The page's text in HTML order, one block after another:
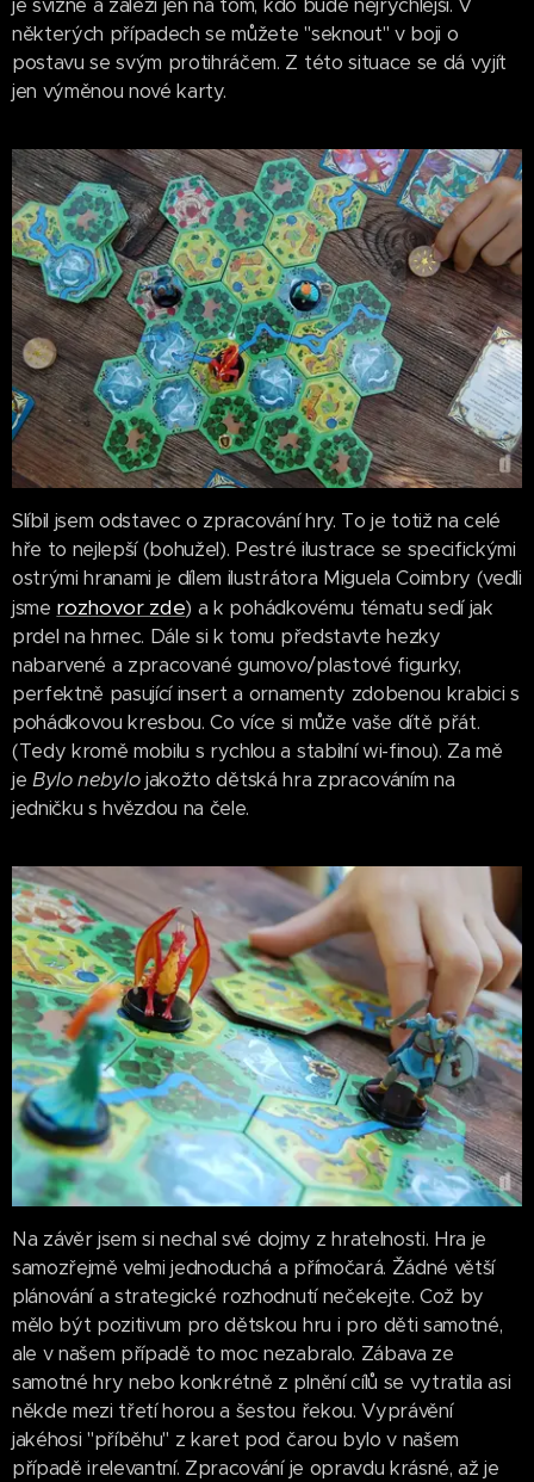
některých případech se můžete "seknout" v boji o
postavu se svým protihráčem. Z této situace se dá vyjít
jen výměnou nové karty.
Slíbil jsem odstavec o zpracování hry. To je totiž na celé
hře to nejlepší (bohužel). Pestré ilustrace se specifickými
ostrými hranami je dílem ilustrátora Miguela Coimbry (vedli
jsme rozhovor zde) a k pohádkovému tématu sedí jak
prdel na hrnec. Dále si k tomu představte hezky
nabarvené a zpracované gumovo/plastové figurky,
perfektně pasující insert a ornamenty zdobenou krabici s
pohádkovou kresbou. Co více si může vaše dítě přát.
(Tedy kromě mobilu s rychlou a stabilní wi-finou). Za mě
jeBylo nebylojakožto dětská hra zpracováním na
jedničku s hvězdou na čele.
Na závěr jsem si nechal své dojmy z hratelnosti. Hra je
samozřejmě velmi jednoduchá a přímočará. Žádné větší
plánování a strategické rozhodnutí nečekejte. Což by
mělo být pozitivum pro dětskou hru i pro děti samotné,
ale v našem případě to moc nezabralo. Zábava ze
samotné hry nebo konkrétně z plnění cílů se vytratila asi
někde mezi třetí horou a šestou řekou. Vyprávění
jakéhosi "příběhu" z karet pod čarou bylo v našem
případě irelevantní. Zpracování je opravdu krásné, až je